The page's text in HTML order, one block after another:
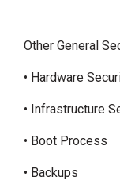
Other General
• Hardware
• Infrastructure
• Boot Process
• Backups